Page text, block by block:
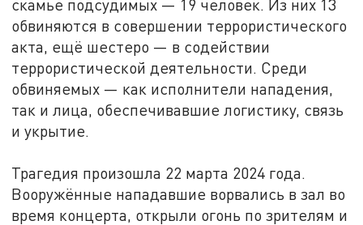
скамье подсудимых — 19 человек. Из них 13
обвиняются в совершении террористического
акта, ещё шестеро — в содействии
террористической деятельности. Среди
обвиняемых — как исполнители нападения,
так и лица, обеспечивавшие логистику, связь
и укрытие.
Трагедия произошла 22 марта 2024 года.
Вооружённые нападавшие ворвались в зал во
время концерта, открыли огонь по зрителям и